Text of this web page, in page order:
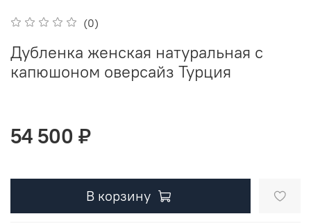
(0)
Дубленка женская натуральная с
капюшоном оверсайз Турция
54 500 ₽
В корзину